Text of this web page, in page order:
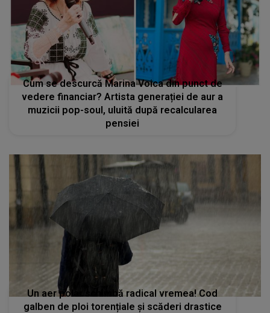
Cum se descurcă Marina Voica din punct de
vedere financiar? Artista generației de aur a
muzicii pop-soul, uluită după recalcularea
pensiei
Un aer polar schimbă radical vremea! Cod
galben de ploi torențiale și scăderi drastice